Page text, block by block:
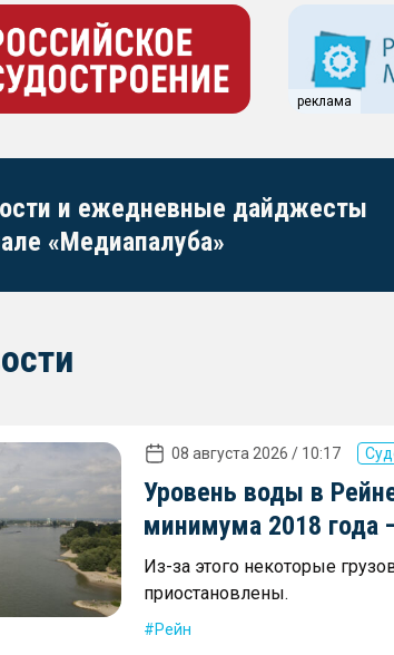
реклама
и ежедневные дайджесты
«Медиапалуба»
08 августа 2026 / 10:17
Уровень воды в
минимума 2018 года
Из-за этого некоторые
приостановлены.
Рейн